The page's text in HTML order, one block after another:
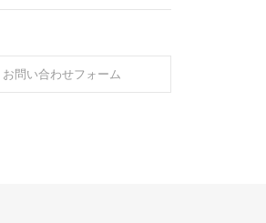
お問い合わせフォーム